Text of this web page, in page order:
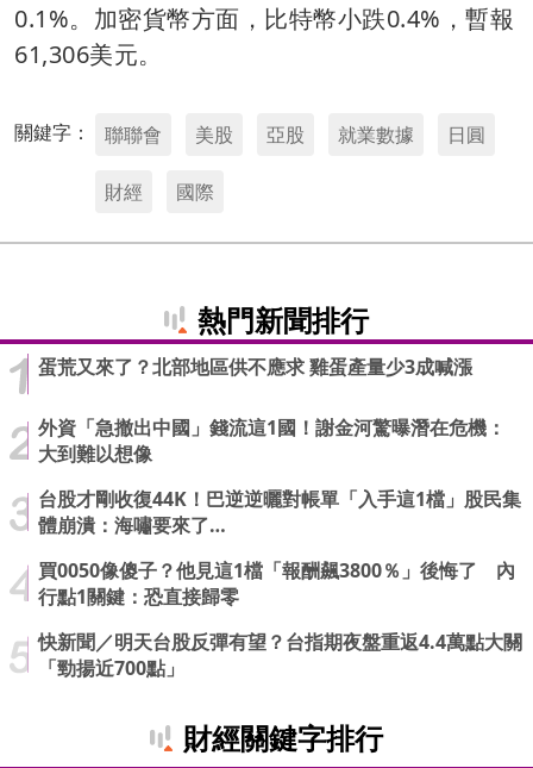
0.1%。加密貨幣方面，比特幣小跌0.4%，暫報
61,306美元。
關鍵字： 聯聯會 美股 亞股 就業數據 日圓
財經 國際
熱門新聞排行
蛋荒又來了？北部地區供不應求 雞蛋產量少3成喊漲
外資「急撤出中國」錢流這1國！謝金河驚曝潛在危機：
大到難以想像
台股才剛收復44K！巴逆逆曬對帳單「入手這1檔」股民集
體崩潰：海嘯要來了…
買0050像傻子？他見這1檔「報酬飆3800％」後悔了 內
行點1關鍵：恐直接歸零
快新聞／明天台股反彈有望？台指期夜盤重返4.4萬點大關
「勁揚近700點」
財經關鍵字排行